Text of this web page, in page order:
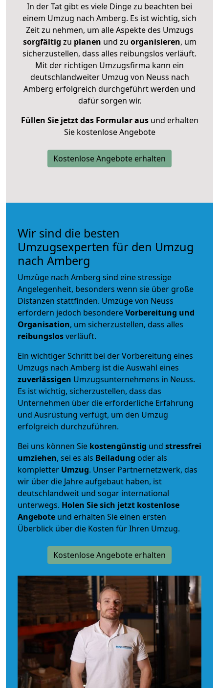
In der Tat gibt es viele Dinge zu beachten bei
einem Umzug nach Amberg. Es ist wichtig, sich
Zeit zu nehmen, um alle Aspekte des Umzugs
sorgfältig zu planen und zu organisieren, um
sicherzustellen, dass alles reibungslos verläuft.
Mit der richtigen Umzugsfirma kann ein
deutschlandweiter Umzug von Neuss nach
Amberg erfolgreich durchgeführt werden und
dafür sorgen wir.
Füllen Sie jetzt das Formular ausund erhalten
Sie kostenlose Angebote
Kostenlose Angebote erhalten
Wir sind die besten
Umzugsexperten für den Umzug
nach Amberg
Umzüge nach Amberg sind eine stressige
Angelegenheit, besonders wenn sie über große
Distanzen stattfinden. Umzüge von Neuss
erfordern jedoch besondereVorbereitung und
Organisation, um sicherzustellen, dass alles
reibungslosverläuft.
Ein wichtiger Schritt bei der Vorbereitung eines
Umzugs nach Amberg ist die Auswahl eines
zuverlässigen Umzugsunternehmens in Neuss.
Es ist wichtig, sicherzustellen, dass das
Unternehmen über die erforderliche Erfahrung
und Ausrüstung verfügt, um den Umzug
erfolgreich durchzuführen.
Bei uns können Sie kostengünstig und stressfrei
umziehen, sei es als Beiladung oder als
kompletter Umzug. Unser Partnernetzwerk, das
wir über die Jahre aufgebaut haben, ist
deutschlandweit und sogar international
unterwegs. Holen Sie sich jetzt kostenlose
Angebote und erhalten Sie einen ersten
Überblick über die Kosten für Ihren Umzug.
Kostenlose Angebote erhalten